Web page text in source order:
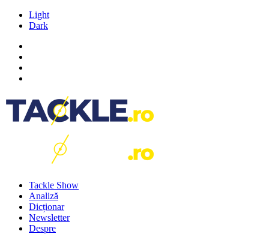
Light
Dark
Tackle Show
Analiză
Dicționar
Newsletter
Despre